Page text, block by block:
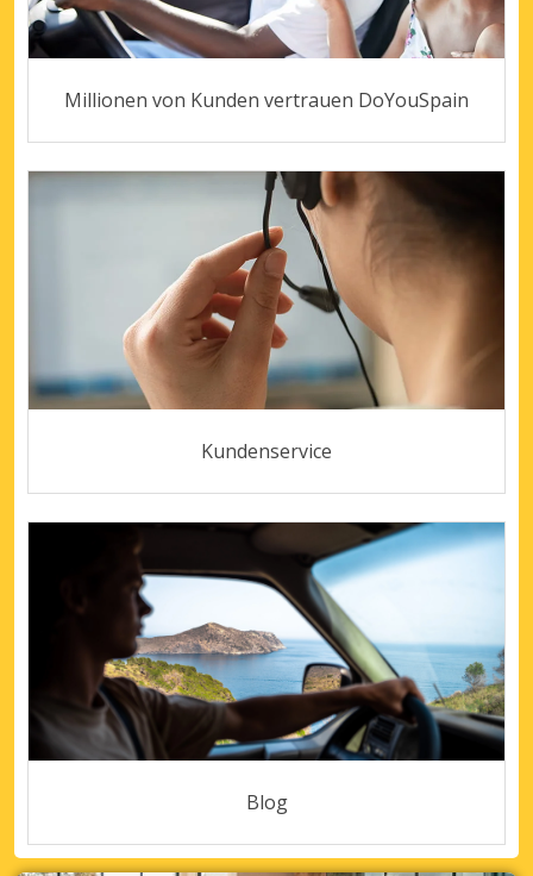
Millionen von Kunden vertrauen DoYouSpain
Kundenservice
Blog